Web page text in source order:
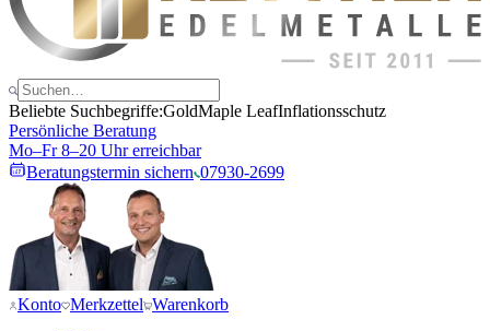
Beliebte Suchbegriffe:GoldMaple LeafInflationsschutz
Persönliche Beratung
Mo–Fr 8–20 Uhr erreichbar
Beratungstermin sichern 07930-2699
Konto Merkzettel Warenkorb